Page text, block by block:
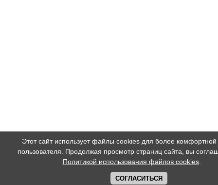
Этот сайт использует файлы cookies для более
пользователя. Продолжая просмотр страниц сайта, вы
Политикой использования файлов cookies.
СОГЛАСИТЬСЯ